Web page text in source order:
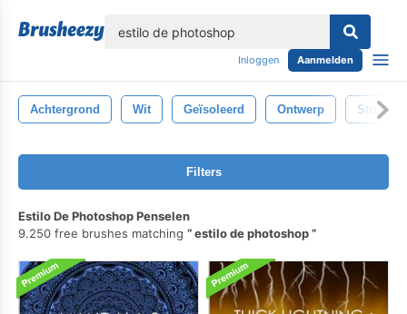
Inloggen Aanmelden
Achtergrond Wit Geïsoleerd Ontwerp
Filters
Estilo De Photoshop Penselen
9.250 free brushes matching
estilo de photoshop